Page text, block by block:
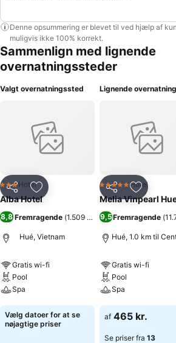
Denne opsummering er blevet til ved hjælp af
muligvis ikke 100% korrekt.
Sammenlign med lignende
overnatningssteder
Valgt overnatningssted
Del Føj til favoritter
3 Stjerner
Hotel
Alba Hotel
8,8 Fremragende (1.509 bedømmelser)
Hué, Vietnam
Gratis wi-fi
Pool
Spa
Se priser
Vælg datoer for at se
nøjagtige priser
Lignende
Del Føj til
5 StjernerHotel
Melia Vinpearl
9,5Fremragende (
Hué, 1.0 km til
Gratis wi-fi
Pool
Spa
Se priser
af 465 kr.
Se priser fra 13